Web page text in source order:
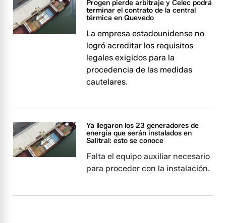
Progen pierde arbitraje y Celec podrá
terminar el contrato de la central
térmica en Quevedo
La empresa estadounidense no
logró acreditar los requisitos
legales exigidos para la
procedencia de las medidas
cautelares.
Ya llegaron los 23 generadores de
energía que serán instalados en
Salitral: esto se conoce
Falta el equipo auxiliar necesario
para proceder con la instalación.